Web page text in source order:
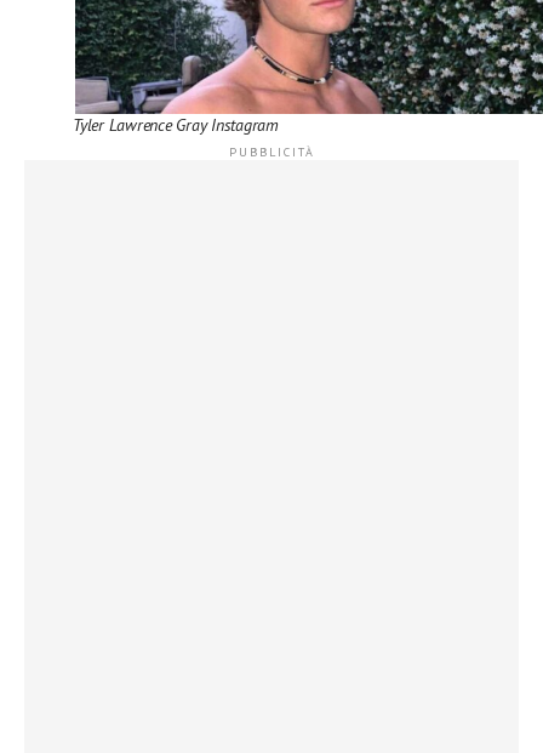
Tyler Lawrence Gray Instagram